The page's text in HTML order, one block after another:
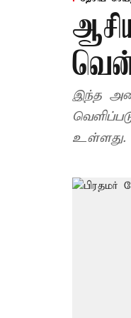
இந்த அணி
உள்ளது.